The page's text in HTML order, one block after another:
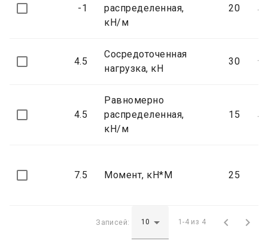
-1
распределенная,
кН/м
20 ↓
4.5
Сосредоточенная
нагрузка, кН
30 ↑
4.5
Равномерно
распределенная,
кН/м
15 ↓
7.5 Момент, кН*М 25
Записей: 1-4 из 4  